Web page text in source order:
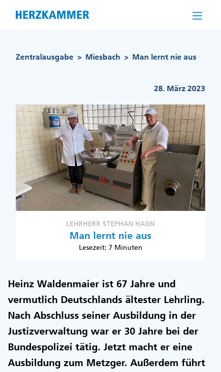
Zentralausgabe > Miesbach > Man lernt nie aus
28. März 2023
LEHRHERR STEPHAN HAGN
Man lernt nie aus
Lesezeit: 7 Minuten
Heinz Waldenmaier ist 67 Jahre und
vermutlich Deutschlands ältester Lehrling.
Nach Abschluss seiner Ausbildung in der
Justizverwaltung war er 30 Jahre bei der
Bundespolizei tätig. Jetzt macht er eine
Ausbildung zum Metzger. Außerdem führt